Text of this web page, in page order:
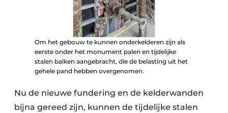
Om het gebouw te kunnen onderkelderen zijn als
eerste onder het monument palen en tijdelijke
stalen balken aangebracht, die de belasting uit het
gehele pand hebben overgenomen.
Nu de nieuwe fundering en de kelderwanden
bijna gereed zijn, kunnen de tijdelijke stalen